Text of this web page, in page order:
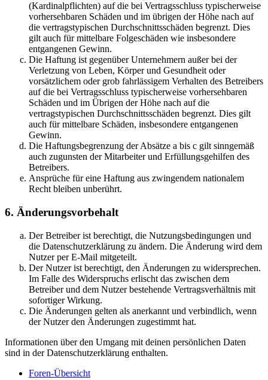
(Kardinalpflichten) auf die bei Vertragsschluss typischerweise
vorhersehbaren Schäden und im übrigen der Höhe nach auf
die vertragstypischen Durchschnittsschäden begrenzt. Dies
gilt auch für mittelbare Folgeschäden wie insbesondere
entgangenen Gewinn.
Die Haftung ist gegenüber Unternehmern außer bei der
Verletzung von Leben, Körper und Gesundheit oder
vorsätzlichem oder grob fahrlässigem Verhalten des Betreibers
auf die bei Vertragsschluss typischerweise vorhersehbaren
Schäden und im Übrigen der Höhe nach auf die
vertragstypischen Durchschnittsschäden begrenzt. Dies gilt
auch für mittelbare Schäden, insbesondere entgangenen
Gewinn.
Die Haftungsbegrenzung der Absätze a bis c gilt sinngemäß
auch zugunsten der Mitarbeiter und Erfüllungsgehilfen des
Betreibers.
Ansprüche für eine Haftung aus zwingendem nationalem
Recht bleiben unberührt.
6. Änderungsvorbehalt
Der Betreiber ist berechtigt, die Nutzungsbedingungen und
die Datenschutzerklärung zu ändern. Die Änderung wird dem
Nutzer per E-Mail mitgeteilt.
Der Nutzer ist berechtigt, den Änderungen zu widersprechen.
Im Falle des Widerspruchs erlischt das zwischen dem
Betreiber und dem Nutzer bestehende Vertragsverhältnis mit
sofortiger Wirkung.
Die Änderungen gelten als anerkannt und verbindlich, wenn
der Nutzer den Änderungen zugestimmt hat.
Informationen über den Umgang mit deinen persönlichen Daten
sind in der Datenschutzerklärung enthalten.
Foren-Übersicht